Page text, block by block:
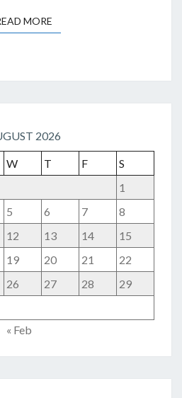
MOREREAD MORE
2026
W T F
S
1
5 6 7
8
12 13 14
15
19 20 21
22
26 27 28
29
« Feb